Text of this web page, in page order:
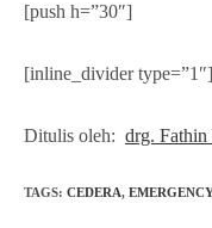
[push h=”30″]
[inline_divider type=”1″]
Ditulis oleh: drg. Fathin
TAGS: CEDERA, EMERGENCY